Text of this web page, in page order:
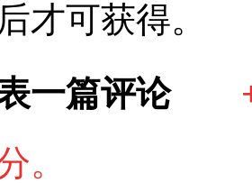
才可获得。
一篇评论
。